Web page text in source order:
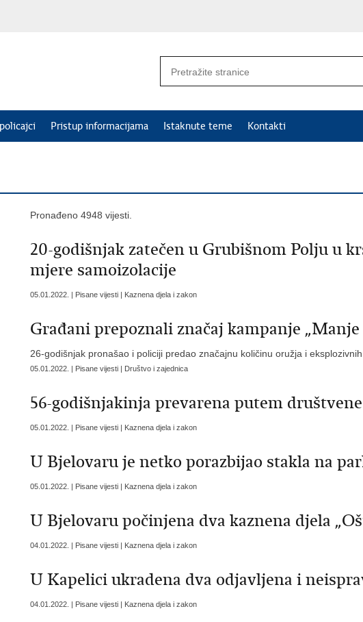
Pristup informacijama Istaknute teme Kontakti
Pronađeno 4948 vijesti.
20-godišnjak zatečen u Grubišnom Polju u
mjere samoizolacije
05.01.2022. | Pisane vijesti | Kaznena djela i zakon
Građani prepoznali značaj kampanje
26-godišnjak pronašao i policiji predao značajnu količinu oružja i
05.01.2022. | Pisane vijesti | Društvo i zajednica
56-godišnjakinja prevarena putem
05.01.2022. | Pisane vijesti | Kaznena djela i zakon
U Bjelovaru je netko porazbijao stakla na
05.01.2022. | Pisane vijesti | Kaznena djela i zakon
U Bjelovaru počinjena dva kaznena djela
04.01.2022. | Pisane vijesti | Kaznena djela i zakon
U Kapelici ukradena dva odjavljena i
04.01.2022. | Pisane vijesti | Kaznena djela i zakon